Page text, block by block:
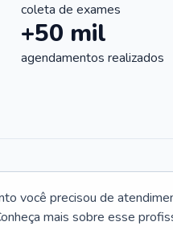
coleta de exames
+50 mil
agendamentos realizados
você precisou de
mais sobre esse